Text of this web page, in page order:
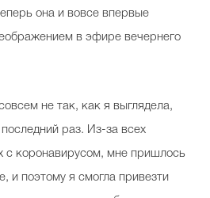
она и вовсе впервые
в эфире вечернего
не так, как я выглядела,
раз. Из-за всех
с коронавирусом, мне пришлось
и поэтому я смогла привезти